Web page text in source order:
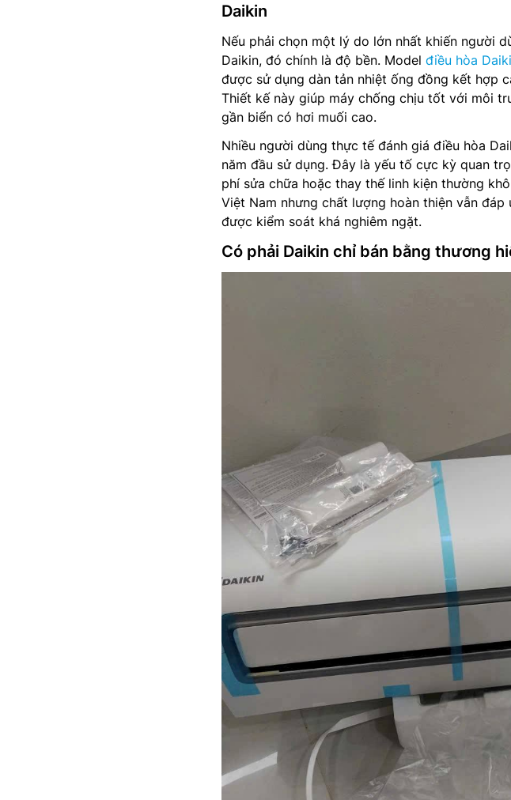
Daikin
Nếu phải chọn một lý do lớn nhất khiến người
Daikin, đó chính là độ bền. Model điều hòa
được sử dụng dàn tản nhiệt ống đồng kết hợp
Thiết kế này giúp máy chống chịu tốt với môi
gần biển có hơi muối cao.
Nhiều người dùng thực tế đánh giá điều hòa
năm đầu sử dụng. Đây là yếu tố cực kỳ quan
phí sửa chữa hoặc thay thế linh kiện thường
Việt Nam nhưng chất lượng hoàn thiện vẫn
được kiểm soát khá nghiêm ngặt.
Có phải Daikin chỉ bán bằng thương